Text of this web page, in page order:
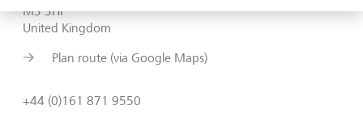
M3 3HF
United Kingdom
Plan route (via Google Maps)
+44 (0)161 871 9550